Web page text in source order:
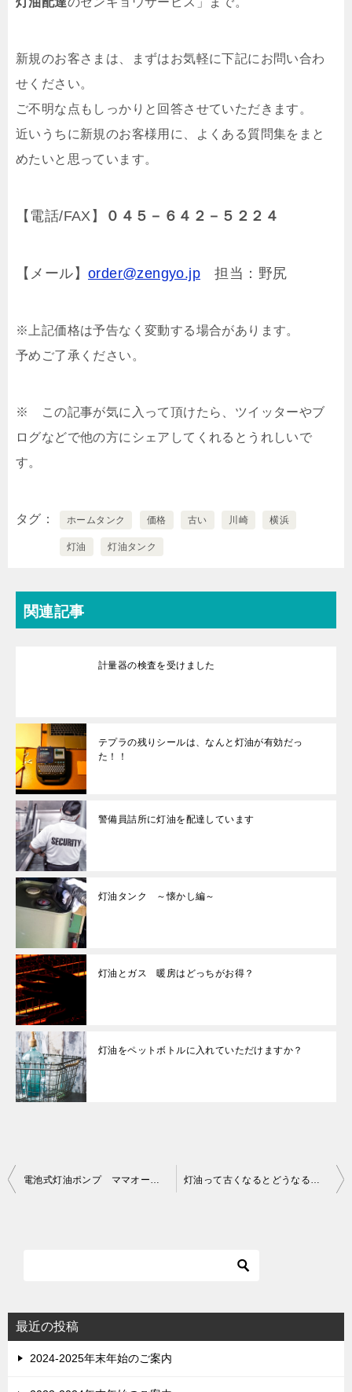
新規のお客さまは、まずはお気軽に下記にお問い合わ
せください。
ご不明な点もしっかりと回答させていただきます。
近いうちに新規のお客様用に、よくある質問集をまと
めたいと思っています。
【電話/FAX】 ０４５－６４２－５２２４
【メール】 order@zengyo.jp 担当：野尻
※上記価格は予告なく変動する場合があります。
予めご了承ください。
※ この記事が気に入って頂けたら、ツイッターやブ
ログなどで他の方にシェアしてくれるとうれしいで
す。
タグ ホームタンク 価格 古い 川崎 横浜
灯油 灯油タンク
関連記事
計量器の検査を受けました
テプラの残りシールは、なんと灯油が有効だっ
た！！
警備員詰所に灯油を配達しています
灯油タンク ～懐かし編～
灯油とガス 暖房はどっちがお得？
灯油をペットボトルに入れていただけますか？
投
シ
ョ
電池式灯油ポンプ ママオート EP-503シリーズレビュー 灯油って古くなるとどうなるの？
最近の投稿
2024-2025年末年始のご案内